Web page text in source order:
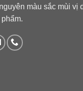
màu sắc mùi vị